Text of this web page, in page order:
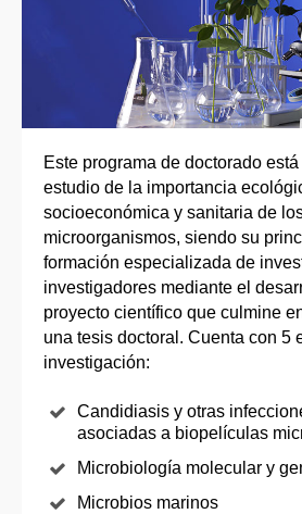
Este programa de doctorado está
estudio de la importancia
socioeconómica y sanitaria de
microorganismos, siendo su
formación especializada de
investigadores mediante el
proyecto científico que culmine
una tesis doctoral. Cuenta con 5
investigación:
Candidiasis y otras
asociadas a biopelículas
Microbiología molecular y
Microbios marinos